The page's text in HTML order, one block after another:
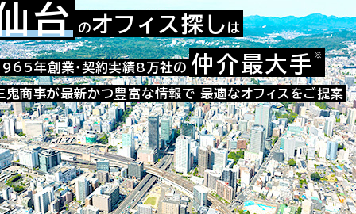
お問い合わせ番号：002-40105
区榴岡1-2-13
台 のオフィス探し は
年創業・契約実績8万社の 仲介最大手 ※
鬼商事が最新かつ豊富な情報で 最適なオフィスをご提案